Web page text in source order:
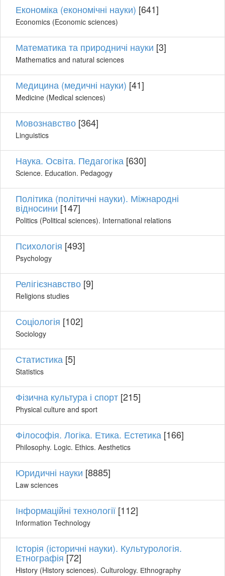
Економіка (економічні науки) [641]
Economics (Economic sciences)
Математика та природничі науки [3]
Mathematics and natural sciences
Медицина (медичні науки) [41]
Medicine (Medical sciences)
Мовознавство [364]
Linguistics
Наука. Освіта. Педагогіка [630]
Science. Education. Pedagogy
Політика (політичні науки). Міжнародні
відносини [147]
Politics (Political sciences). International relations
Психологія [493]
Psychology
Релігієзнавство [9]
Religions studies
Соціологія [102]
Sociology
Статистика [5]
Statistics
Фізична культура і спорт [215]
Physical culture and sport
Філософія. Логіка. Етика. Естетика [166]
Philosophy. Logic. Ethics. Aesthetics
Юридичні науки [8885]
Law sciences
Інформаційні технології [112]
Information Technology
Історія (історичні науки). Культурологія.
Етнографія[72]
History (History sciences). Culturology. Еthnography